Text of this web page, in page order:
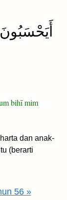
bihī mim
dan anak-
(berarti
56 »